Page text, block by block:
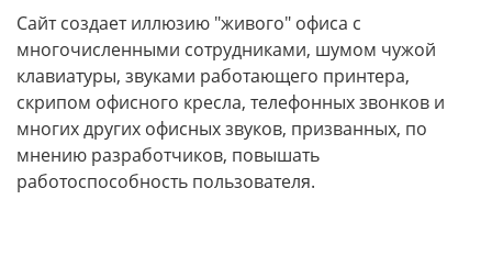
Сайт создает иллюзию "живого" офиса с
многочисленными сотрудниками, шумом чужой
клавиатуры, звуками работающего принтера,
скрипом офисного кресла, телефонных звонков и
многих других офисных звуков, призванных, по
мнению разработчиков, повышать
работоспособность пользователя.